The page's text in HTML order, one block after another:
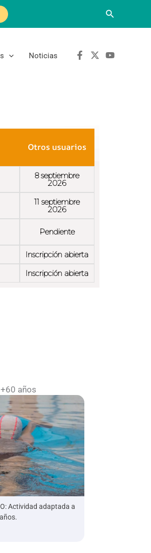
Buscar
Noticias
Otros usuarios
8 septiembre
2026
11 septiembre
2026
Pendiente
Inscripción abierta
Inscripción abierta
años
Actividad adaptada a